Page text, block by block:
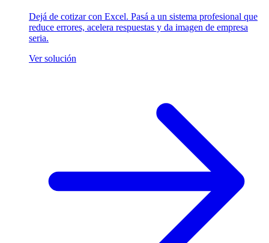
Dejá de cotizar con Excel. Pasá a un sistema profesional que
reduce errores, acelera respuestas y da imagen de empresa
seria.
Ver solución